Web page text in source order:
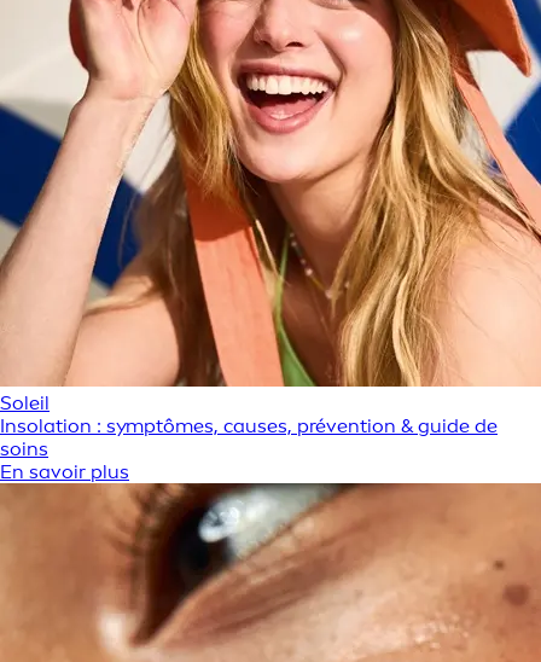
Soleil
Insolation : symptômes, causes, prévention & guide de
soins
En savoir plus